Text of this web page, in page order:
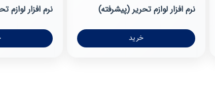
نرم افزار لوازم تحریر (پیشرفته)
خرید
نرم افزار